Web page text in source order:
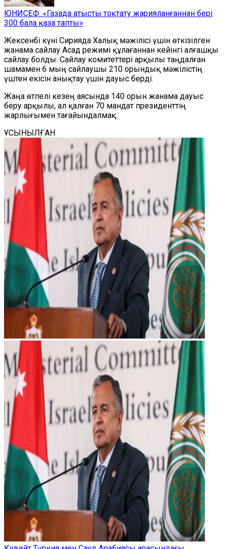
ЮНИСЕФ: «Газада атысты тоқтату жарияланғаннан бері
300 бала қаза тапты»
Жексенбі күні Сирияда Халық мәжілісі үшін өткізілген
жанама сайлау Асад режимі құлағаннан кейінгі алғашқы
сайлау болды. Сайлау комитеттері арқылы таңдалған
шамамен 6 мың сайлаушы 210 орындық мәжілістің
үштен екісін анықтау үшін дауыс берді.
Жаңа өтпелі кезең аясында 140 орын жанама дауыс
беру арқылы, ал қалған 70 мандат президенттің
жарлығымен тағайындалмақ.
ҰСЫНЫЛҒАН